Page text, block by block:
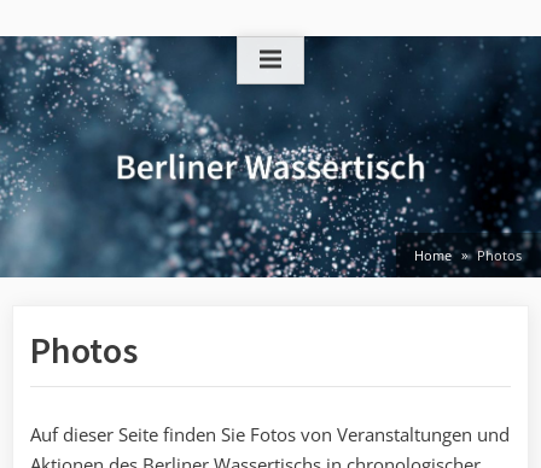
to
content
Home Photos
Photos
Auf dieser Seite finden Sie Fotos von Veranstaltungen und